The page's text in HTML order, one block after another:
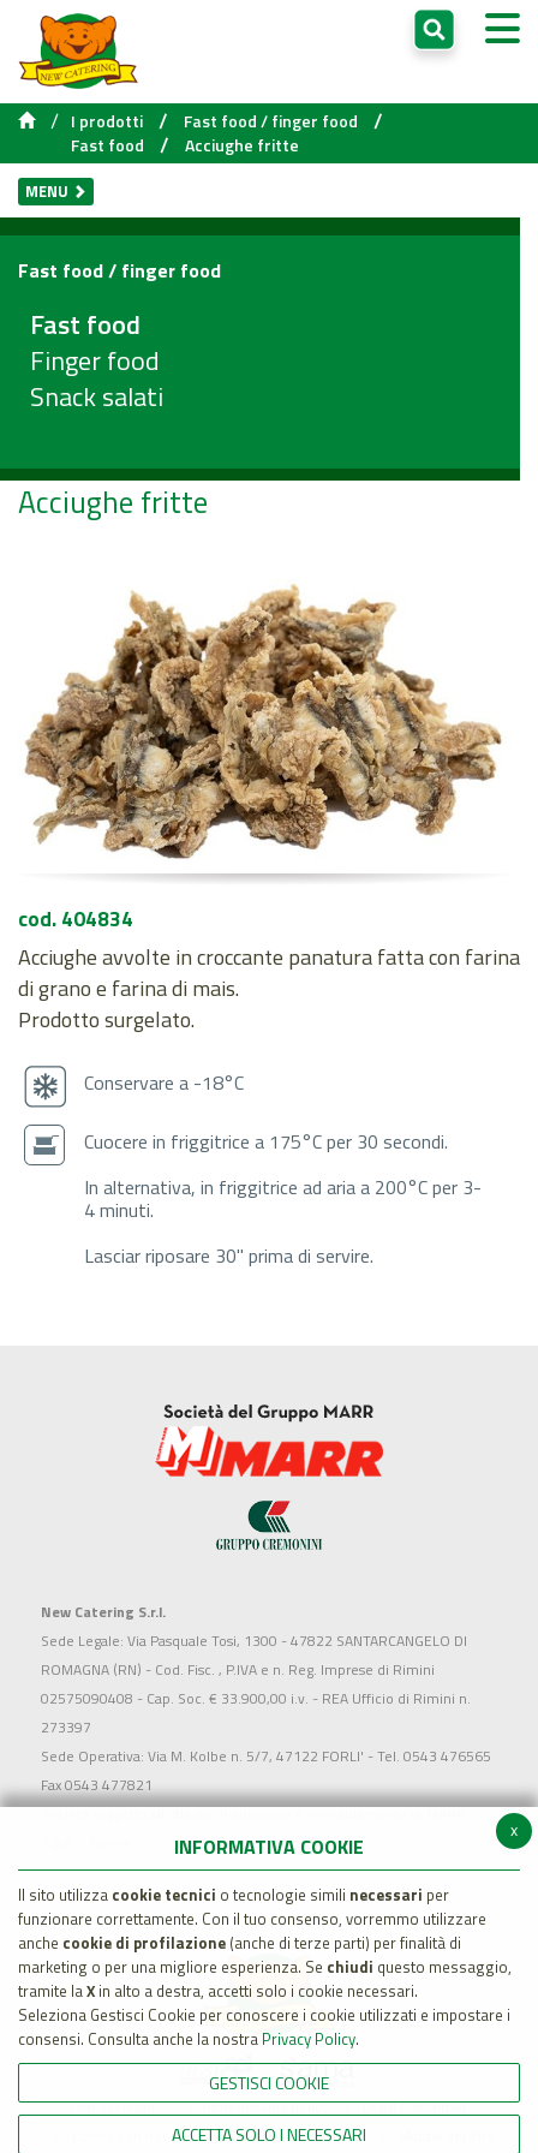
/ I prodotti / Fast food / finger food /
Fast food / Acciughe fritte
MENU
Fast food / finger food
Fast food
Finger food
Snack salati
Acciughe fritte
cod. 404834
Acciughe avvolte in croccante panatura fatta con farina
di grano e farina di mais.
Prodotto surgelato.
Conservare a -18°C
Cuocere in friggitrice a 175°C per 30 secondi.
In alternativa, in friggitrice ad aria a 200°C per 3-
4 minuti.
Lasciar riposare 30" prima di servire.
New Catering S.r.l.
Sede Legale: Via Pasquale Tosi, 1300 - 47822 SANTARCANGELO DI
ROMAGNA (RN) - Cod. Fisc. , P.IVA e n. Reg. Imprese di Rimini
02575090408 - Cap. Soc. € 33.900,00 i.v. - REA Ufficio di Rimini n.
273397
Sede Operativa: Via M. Kolbe n. 5/7, 47122 FORLI' - Tel. 0543 476565
Fax 0543 477821
Società soggetta all'attività di direzione e coordinamento di MARR
Dati Societari Whistleblowing policy
Legal Disclaimer
Cookie Policy Privacy
x
INFORMATIVA COOKIE
Il sito utilizza cookie tecnici o tecnologie simili necessari per
funzionare correttamente. Con il tuo consenso, vorremmo utilizzare
anche cookie di profilazione (anche di terze parti) per finalità di
marketing o per una migliore esperienza. Se chiudi questo messaggio,
tramite laX in alto a destra, accetti solo i cookie necessari.
Seleziona Gestisci Cookie per conoscere i cookie utilizzati e impostare i
consensi. Consulta anche la nostra Privacy Policy.
GESTISCI COOKIE
ACCETTA SOLO I NECESSARI